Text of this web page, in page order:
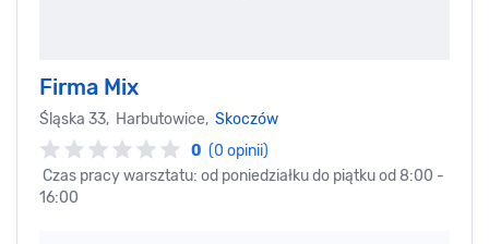
Firma Mix
Śląska 33, Harbutowice, Skoczów
0 (0 opinii)
Czas pracy warsztatu: od poniedziałku do piątku od 8:00 -
16:00